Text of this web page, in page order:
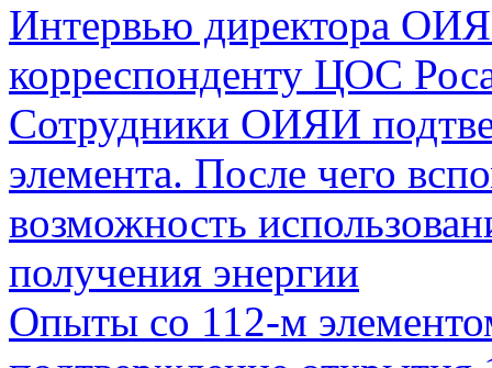
Интервью директора
корреспонденту ЦОС
Сотрудники ОИЯИ
элемента. После чего
возможность
получения энергии
Опыты со 112-м